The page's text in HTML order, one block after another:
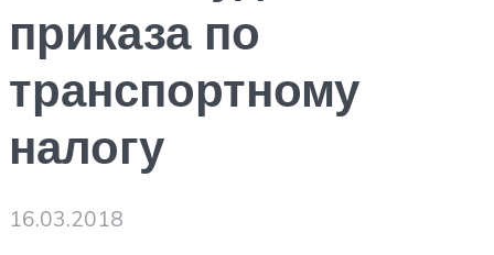
приказа по
транспортному
налогу
16.03.2018